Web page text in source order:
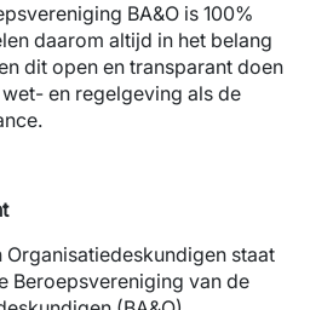
BA&O is 100%
daarom altijd in het belang
dit open en transparant doen
en regelgeving als de
staat
Beroepsvereniging van de